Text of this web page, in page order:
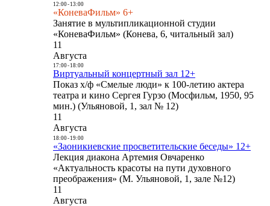
12:00- 13:00
«КоневаФильм» 6+
Занятие в мультипликационной студии
«КоневаФильм» (Конева, 6, читальный зал)
11
Августа
17:00- 18:00
Виртуальный концертный зал 12+
Показ х/ф «Смелые люди» к 100-летию актера
театра и кино Сергея Гурзо (Мосфильм, 1950, 95
мин.) (Ульяновой, 1, зал № 12)
11
Августа
18:00- 19:00
«Заоникиевские просветительские беседы» 12+
Лекция диакона Артемия Овчаренко
«Актуальность красоты на пути духовного
преображения» (М. Ульяновой, 1, зале №12)
11
Августа